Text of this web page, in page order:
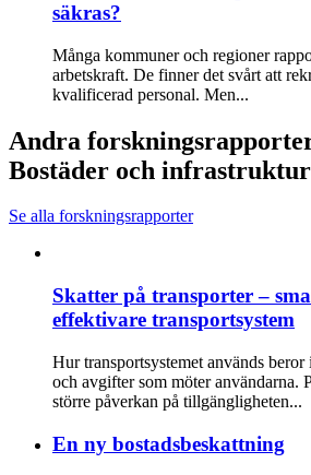
säkras?
Många kommuner och regioner
arbetskraft. De finner det svårt att
kvalificerad personal. Men...
Andra
Bostäder och infrastruktur
Se alla forskningsrapporter
Skatter på transporter –
effektivare transportsystem
Hur transportsystemet används
och avgifter som möter användarna.
större påverkan på tillgängligheten...
En ny bostadsbeskattning